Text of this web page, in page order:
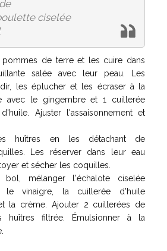
ciselée
pommes de terre et les cuire dans
salée avec leur peau. Les
les éplucher et les écraser à la
avec le gingembre et 1 cuillerée
Ajuster l'assaisonnement et
huîtres en les détachant de
Les réserver dans leur eau
et sécher les coquilles.
bol, mélanger l'échalote ciselée
le vinaigre, la cuillerée d'huile
la crème. Ajouter 2 cuillerées de
huîtres filtrée. Émulsionner à la